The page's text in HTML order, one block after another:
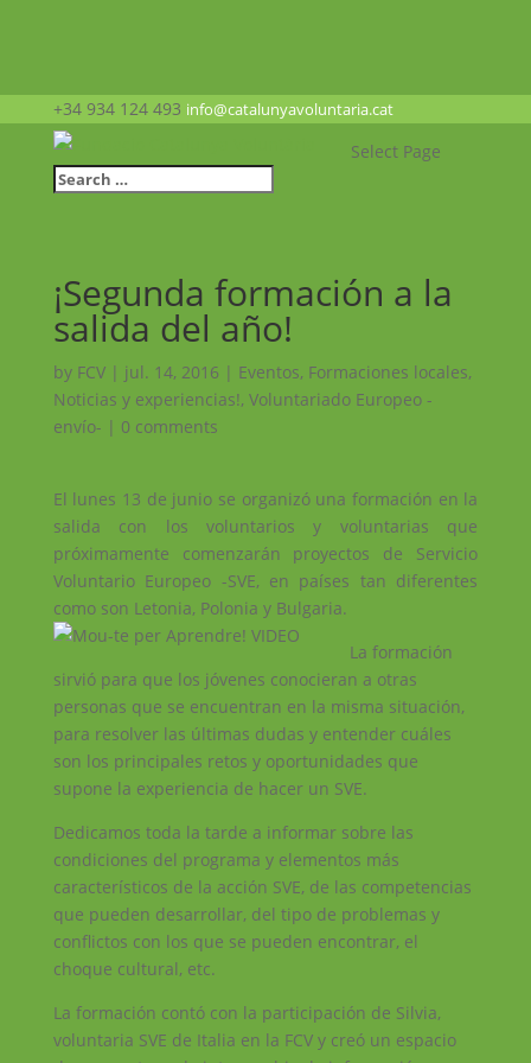
+34 934 124 493 info@catalunyavoluntaria.cat
Select Page
¡Segunda formación a la
salida del año!
by FCV| jul. 14, 2016 | Eventos, Formaciones locales,
Noticias y experiencias!, Voluntariado Europeo -
envío- | 0 comments
El lunes 13 de junio se organizó una formación en la
salida con los voluntarios y voluntarias que
próximamente comenzarán proyectos de Servicio
Voluntario Europeo -SVE, en países tan diferentes
como son Letonia, Polonia y Bulgaria.
La formación
sirvió para que los jóvenes conocieran a otras
personas que se encuentran en la misma situación,
para resolver las últimas dudas y entender cuáles
son los principales retos y oportunidades que
supone la experiencia de hacer un SVE.
Dedicamos toda la tarde a informar sobre las
condiciones del programa y elementos más
característicos de la acción SVE, de las competencias
que pueden desarrollar, del tipo de problemas y
conflictos con los que se pueden encontrar, el
choque cultural, etc.
La formación contó con la participación de Silvia,
voluntaria SVE de Italia en la FCV y creó un espacio